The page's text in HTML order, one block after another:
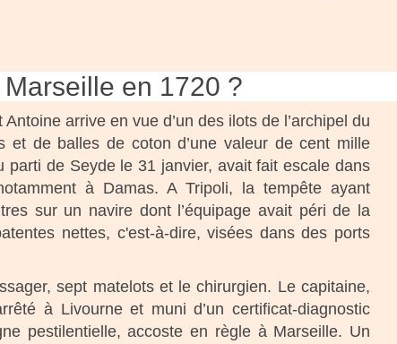
en 1720 ?
arrive en vue d’un des ilots de l’archipel du
et de balles de coton d’une valeur de cent mille
parti de Seyde le 31 janvier, avait fait escale dans
à Damas. A Tripoli, la tempête ayant
sur un navire dont l’équipage avait péri de la
nettes, c'est-à-dire, visées dans des ports
sept matelots et le chirurgien. Le capitaine,
à Livourne et muni d’un certificat-diagnostic
pestilentielle, accoste en règle à Marseille. Un